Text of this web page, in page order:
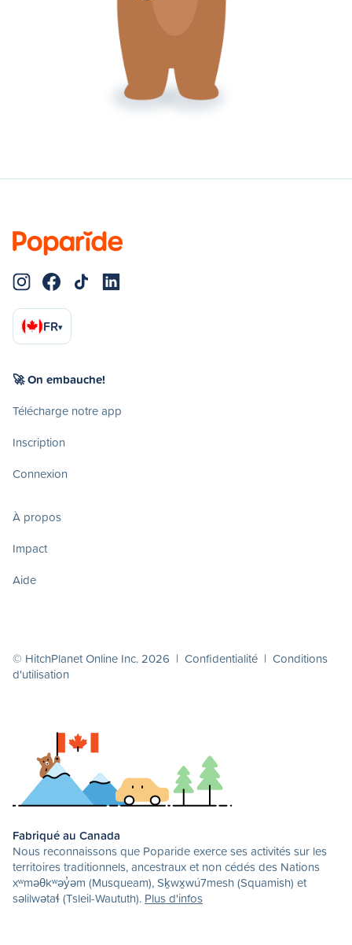
FR▾
🚀 On embauche!
Télécharge notre app
Inscription
Connexion
À propos
Impact
Aide
© HitchPlanet Online Inc. 2026 | Confidentialité | Conditions
d'utilisation
Fabriqué au Canada
Nous reconnaissons que Poparide exerce ses activités sur les
territoires traditionnels, ancestraux et non cédés des Nations
xʷməθkʷəy̓əm (Musqueam), Sḵwx̱wú7mesh (Squamish) et
səlilwətaɬ (Tsleil-Waututh). Plus d'infos